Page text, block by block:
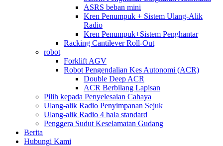
ASRS beban mini
Kren Penumpuk + Sistem Ulang-Alik
Radio
Kren Penumpuk+Sistem Penghantar
Racking Cantilever Roll-Out
robot
Forklift AGV
Robot Pengendalian Kes Autonomi (ACR)
Double Deep ACR
ACR Berbilang Lapisan
Pilih kepada Penyelesaian Cahaya
Ulang-alik Radio Penyimpanan Sejuk
Ulang-alik Radio 4 hala standard
Penggera Sudut Keselamatan Gudang
Berita
Hubungi Kami